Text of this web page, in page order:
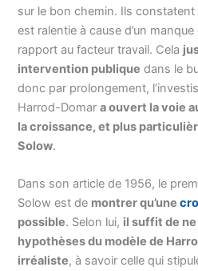
sur le bon chemin. Ils
est ralentie à cause d’un
rapport au facteur travail. Cela
intervention publique dans le
donc par prolongement,
Harrod-Domara ouvert la voie
la croissance, et plus
Solow.
Dans son article de 1956, le
Solow est de montrer qu’une
possible. Selon lui, il suffit de
hypothèses du modèle de
irréaliste, à savoir celle qui